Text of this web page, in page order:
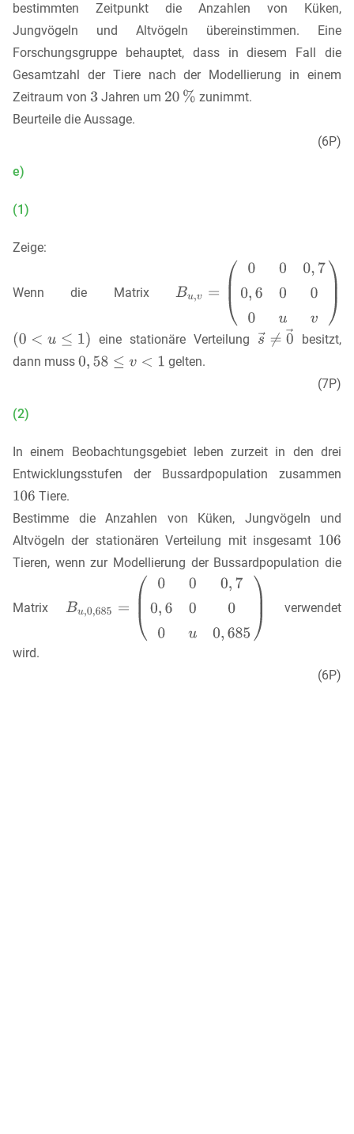
bestimmten Zeitpunkt die Anzahlen von Küken,
Jungvögeln und Altvögeln übereinstimmen. Eine
Forschungsgruppe behauptet, dass in diesem Fall die
Gesamtzahl der Tiere nach der Modellierung in einem
Zeitraum von
Jahren um
zunimmt.
Beurteile die Aussage.
(6P)
e)
(1)
Zeige:
Wenn die Matrix
eine stationäre Verteilung
besitzt,
dann muss
gelten.
(7P)
(2)
In einem Beobachtungsgebiet leben zurzeit in den drei
Entwicklungsstufen der Bussardpopulation zusammen
Tiere.
Bestimme die Anzahlen von Küken, Jungvögeln und
Altvögeln der stationären Verteilung mit insgesamt
Tieren, wenn zur Modellierung der Bussardpopulation die
Matrix verwendet
wird.
(6P)